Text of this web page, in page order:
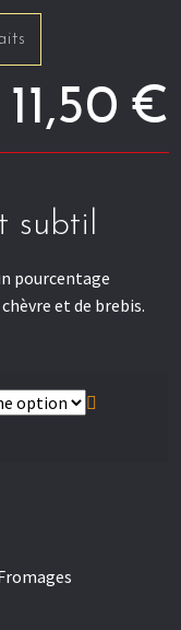
11,50 €
subtil
pourcentage
et de brebis.